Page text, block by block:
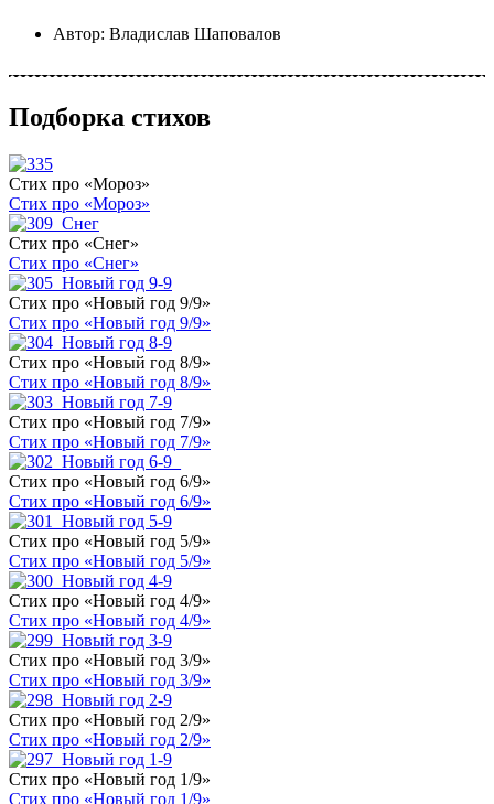
Автор: Владислав Шаповалов
Подборка стихов
Стих про «Мороз»
Стих про «Мороз»
Стих про «Снег»
Стих про «Снег»
Стих про «Новый год 9/9»
Стих про «Новый год 9/9»
Стих про «Новый год 8/9»
Стих про «Новый год 8/9»
Стих про «Новый год 7/9»
Стих про «Новый год 7/9»
Стих про «Новый год 6/9»
Стих про «Новый год 6/9»
Стих про «Новый год 5/9»
Стих про «Новый год 5/9»
Стих про «Новый год 4/9»
Стих про «Новый год 4/9»
Стих про «Новый год 3/9»
Стих про «Новый год 3/9»
Стих про «Новый год 2/9»
Стих про «Новый год 2/9»
Стих про «Новый год 1/9»
Стих про «Новый год 1/9»